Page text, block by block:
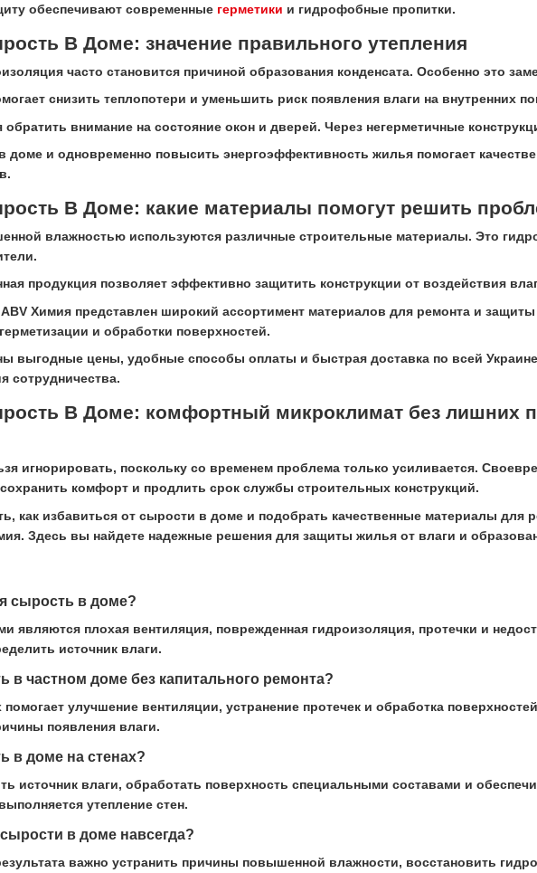
обеспечивают современные герметики и гидрофобные пропитки.
В Доме: значение правильного утепления
часто становится причиной образования конденсата. Особенно это
снизить теплопотери и уменьшить риск появления влаги на внутренних
обратить внимание на состояние окон и дверей. Через негерметичные
доме и одновременно повысить энергоэффективность жилья помогает
В Доме: какие материалы помогут решить
влажностью используются различные строительные материалы. Это
продукция позволяет эффективно защитить конструкции от воздействия
ABV Химия представлен широкий ассортимент материалов для ремонта и
и обработки поверхностей.
выгодные цены, удобные способы оплаты и быстрая доставка по всей
сотрудничества.
В Доме: комфортный микроклимат без лишних
игнорировать, поскольку со временем проблема только усиливается.
комфорт и продлить срок службы строительных конструкций.
как избавиться от сырости в доме и подобрать качественные материалы для
Здесь вы найдете надежные решения для защиты жилья от влаги и
сырость в доме?
являются плохая вентиляция, поврежденная гидроизоляция, протечки и
источник влаги.
в частном доме без капитального ремонта?
улучшение вентиляции, устранение протечек и обработка
появления влаги.
в доме на стенах?
источник влаги, обработать поверхность специальными составами и
утепление стен.
в доме навсегда?
важно устранить причины повышенной влажности, восстановить